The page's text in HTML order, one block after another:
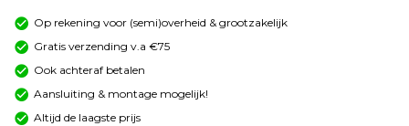
Op rekening voor (semi)overheid & grootzakelijk
Gratis verzending v.a €75
Ook achteraf betalen
Aansluiting & montage mogelijk!
Altijd de laagste prijs